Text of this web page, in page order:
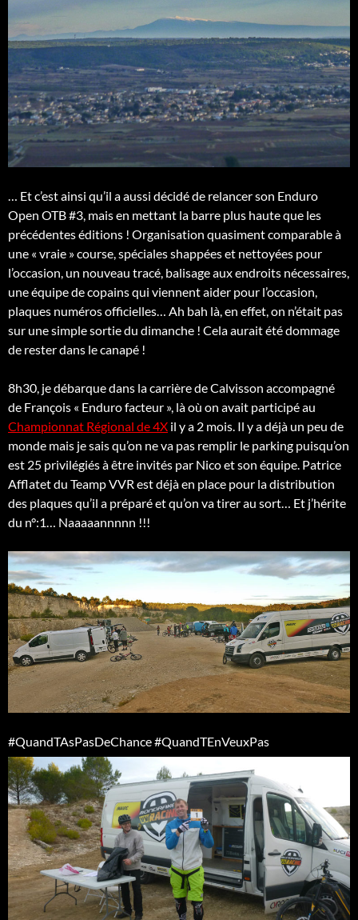
… Et c’est ainsi qu’il a aussi décidé de relancer son Enduro
Open OTB #3, mais en mettant la barre plus haute que les
précédentes éditions ! Organisation quasiment comparable à
une « vraie » course, spéciales shappées et nettoyées pour
l’occasion, un nouveau tracé, balisage aux endroits nécessaires,
une équipe de copains qui viennent aider pour l’occasion,
plaques numéros officielles… Ah bah là, en effet, on n’était pas
sur une simple sortie du dimanche ! Cela aurait été dommage
de rester dans le canapé !
8h30, je débarque dans la carrière de Calvisson accompagné
de François « Enduro facteur », là où on avait participé au
Championnat Régional de 4X il y a 2 mois. Il y a déjà un peu de
monde mais je sais qu’on ne va pas remplir le parking puisqu’on
est 25 privilégiés à être invités par Nico et son équipe. Patrice
Afflatet du Teamp VVR est déjà en place pour la distribution
des plaques qu’il a préparé et qu’on va tirer au sort… Et j’hérite
du n°:1… Naaaaannnnn !!!
#QuandTAsPasDeChance #QuandTEnVeuxPas